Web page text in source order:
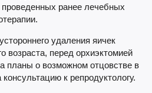
проведенных ранее лечебных
удаления яичек
возраста, перед орхиэктомией
планы о возможном отцовстве в
к репродуктологу.